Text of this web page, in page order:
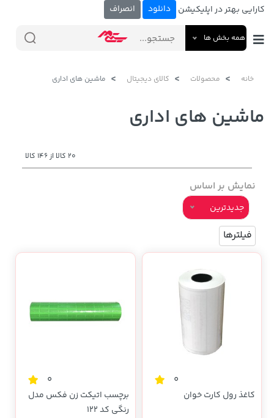
کارایی بهتر در اپلیکیشن دانلود انصراف
همه بخش ها
خانه محصولات کالای دیجیتال ماشین های اداری
ماشین های اداری
20 کالا از 146 کالا
نمایش بر اساس
جدیدترین
فیلترها
0
کاغذ رول کارت خوان
0
برچسب اتیکت زن فکس مدل
رنگی کد 122